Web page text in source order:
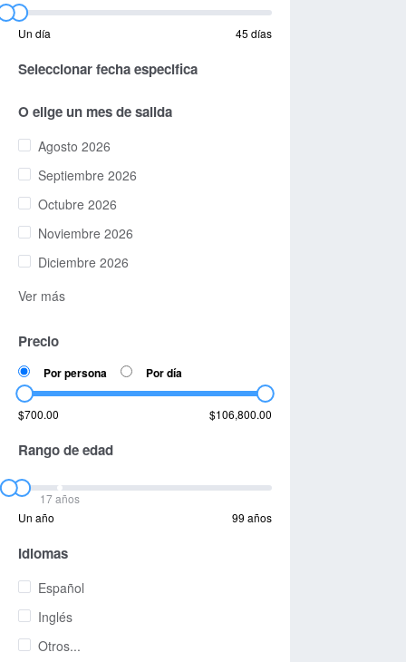
Un día 45 días
Seleccionar fecha especifica
O elige un mes de salida
Agosto 2026
Septiembre 2026
Octubre 2026
Noviembre 2026
Diciembre 2026
Ver más
Precio
Por persona Por día
$700.00 $106,800.00
Rango de edad
17 años
Un año
99 años
Idiomas
Español
Inglés
Otros...